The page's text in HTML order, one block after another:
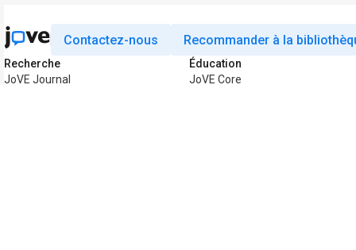
Contactez-nous Recommander à la
Recherche
JoVE Journal
Éducation
JoVE Core